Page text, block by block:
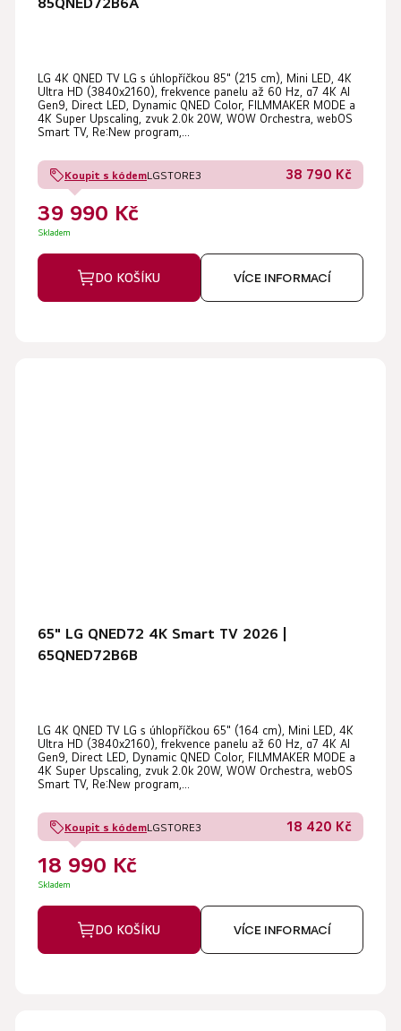
LG 4K QNED TV LG s úhlopříčkou 85" (215 cm), Mini LED, 4K
Ultra HD (3840x2160), frekvence panelu až 60 Hz, α7 4K AI
Gen9, Direct LED, Dynamic QNED Color, FILMMAKER MODE a
4K Super Upscaling, zvuk 2.0k 20W, WOW Orchestra, webOS
Smart TV, Re:New program,...
Koupit s kódemLGSTORE3 38 790 Kč
39 990 Kč
Skladem
DO KOŠÍKU VÍCE INFORMACÍ
65" LG QNED72 4K Smart TV 2026 |
65QNED72B6B
LG 4K QNED TV LG s úhlopříčkou 65" (164 cm), Mini LED, 4K
Ultra HD (3840x2160), frekvence panelu až 60 Hz, α7 4K AI
Gen9, Direct LED, Dynamic QNED Color, FILMMAKER MODE a
4K Super Upscaling, zvuk 2.0k 20W, WOW Orchestra, webOS
Smart TV, Re:New program,...
Koupit s kódemLGSTORE3 18 420 Kč
18 990 Kč
Skladem
DO KOŠÍKU VÍCE INFORMACÍ